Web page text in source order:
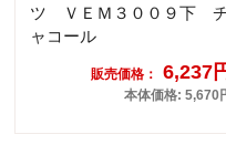
ツ ＶＥＭ３００９下
ャコール
販売価格： 6,237
本体価格: 5,670